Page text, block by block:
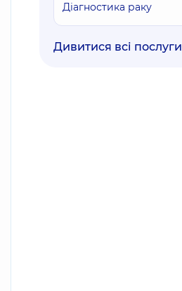
Діагностика раку
Дивитися всі послуги